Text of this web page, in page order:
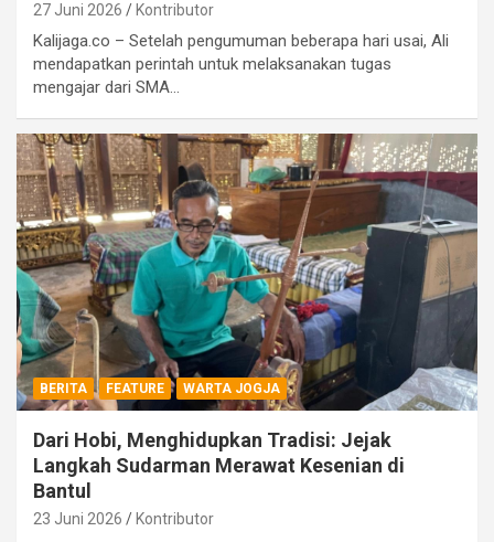
27 Juni 2026 Kontributor
Kalijaga.co – Setelah pengumuman beberapa hari usai, Ali
mendapatkan perintah untuk melaksanakan tugas
mengajar dari SMA…
BERITA FEATURE WARTA JOGJA
Dari Hobi, Menghidupkan Tradisi: Jejak
Langkah Sudarman Merawat Kesenian di
Bantul
23 Juni 2026 Kontributor